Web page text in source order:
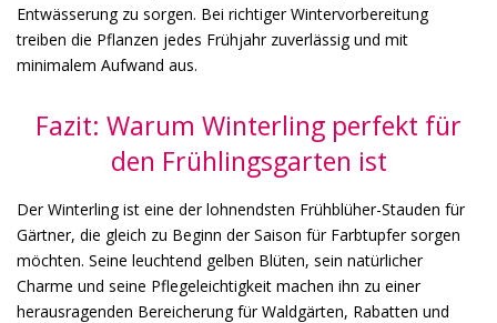
Entwässerung zu sorgen. Bei richtiger Wintervorbereitung
treiben die Pflanzen jedes Frühjahr zuverlässig und mit
minimalem Aufwand aus.
Fazit: Warum Winterling perfekt für
den Frühlingsgarten ist
Der Winterling ist eine der lohnendsten Frühblüher-Stauden für
Gärtner, die gleich zu Beginn der Saison für Farbtupfer sorgen
möchten. Seine leuchtend gelben Blüten, sein natürlicher
Charme und seine Pflegeleichtigkeit machen ihn zu einer
herausragenden Bereicherung für Waldgärten, Rabatten und